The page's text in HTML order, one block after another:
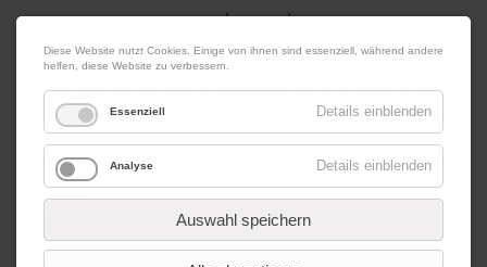
09. August 2026 Impressum|Kontakt|Datenschutz
Werbung
Diese Website nutzt Cookies. Einige von ihnen sind essenziell, während andere
helfen, diese Website zu verbessern.
Essenziell Details einblenden
Analyse Details einblenden
Auswahl speichern